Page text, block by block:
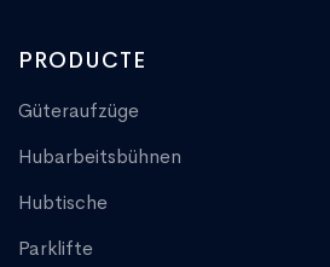
PRODUCTE
Güteraufzüge
Hubarbeitsbühnen
Hubtische
Parklifte